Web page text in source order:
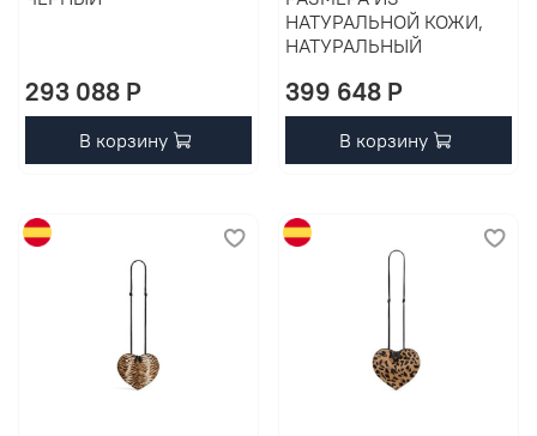
293 088 P
В корзину
НАТУРАЛЬНОЙ КОЖИ,
НАТУРАЛЬНЫЙ
399 648 P
В корзину